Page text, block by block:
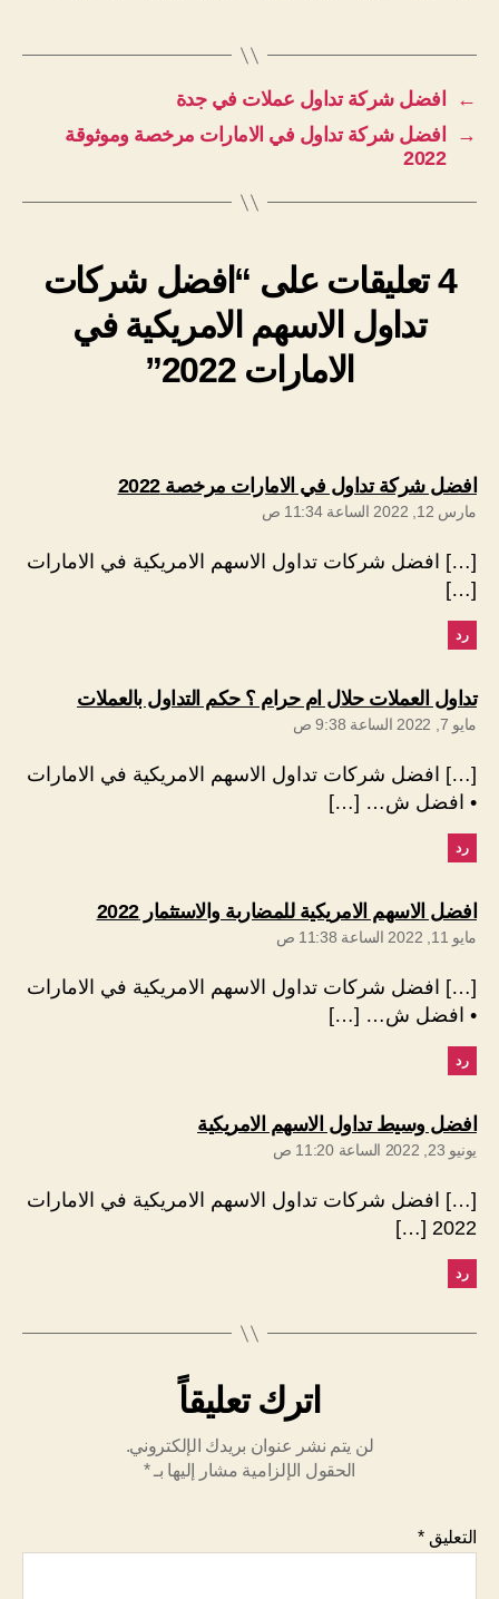
←
افضل شركة تداول عملات في جدة
→
افضل شركة تداول في الامارات مرخصة وموثوقة
2022
4 تعليقات على “افضل شركات
تداول الاسهم الامريكية في
الامارات 2022”
افضل شركة تداول في الامارات مرخصة 2022 يقول:
مارس 12, 2022 الساعة 11:34 ص
[…] افضل شركات تداول الاسهم الامريكية في الامارات
[…]
رد
تداول العملات حلال ام حرام ؟ حكم التداول بالعملات
مايو 7, 2022 الساعة 9:38 ص
[…] افضل شركات تداول الاسهم الامريكية في الامارات
• افضل ش… […]
رد
افضل الاسهم الامريكية للمضاربة والاستثمار 2022 يقول:
مايو 11, 2022 الساعة 11:38 ص
[…] افضل شركات تداول الاسهم الامريكية في الامارات
• افضل ش… […]
رد
افضل وسيط تداول الاسهم الامريكية
يونيو 23, 2022 الساعة 11:20 ص
[…] افضل شركات تداول الاسهم الامريكية في الامارات
2022 […]
رد
اترك تعليقاً
لن يتم نشر عنوان بريدك الإلكتروني.
الحقول الإلزامية مشار إليها بـ*
التعليق *